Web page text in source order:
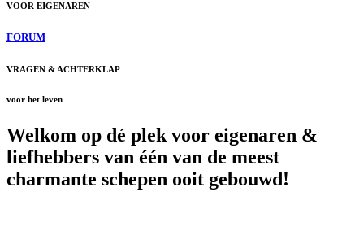
VOOR EIGENAREN
FORUM
VRAGEN & ACHTERKLAP
voor het leven
Welkom op dé plek voor eigenaren &
liefhebbers van één van de meest
charmante schepen ooit gebouwd!